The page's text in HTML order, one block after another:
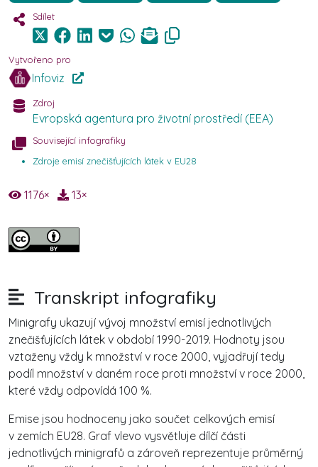
Sdílet
Vytvořeno pro
Infoviz
Zdroj
Evropská agentura pro životní prostředí (EEA)
Související infografiky
Zdroje emisí znečišťujících látek v EU28
1176× 13×
Transkript infografiky
Minigrafy ukazují vývoj množství emisí jednotlivých
znečišťujících látek v období 1990-2019. Hodnoty jsou
vztaženy vždy k množství v roce 2000, vyjadřují tedy
podíl množství v daném roce proti množství v roce 2000,
které vždy odpovídá 100 %.
Emise jsou hodnoceny jako součet celkových emisí
v zemích EU28. Graf vlevo vysvětluje dílčí části
jednotlivých minigrafů a zároveň reprezentuje průměrný